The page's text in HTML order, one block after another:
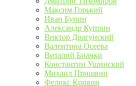
Максим Горький
Иван Бунин
Александр Куприн
Виктор Драгунский
Валентина Осеева
Виталий Бианки
Константин Ушинский
Михаил Пришвин
Феликс Кривин